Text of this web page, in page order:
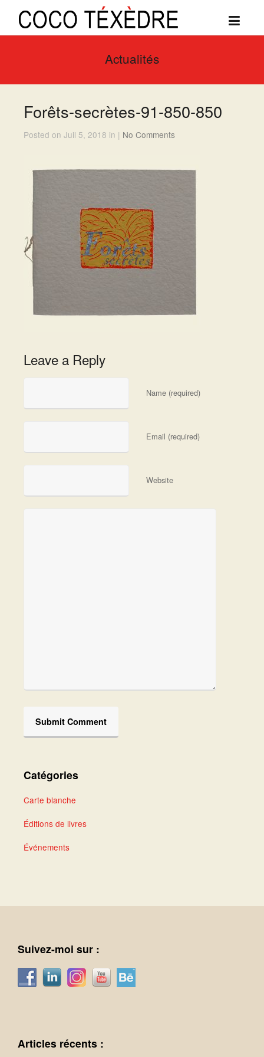
Actualités
Forêts-secrètes-91-850-850
Posted on Juil 5, 2018 in | No Comments
Leave a Reply
Name (required)
Email (required)
Website
Catégories
Carte blanche
Éditions de livres
Événements
Suivez-moi sur :
Articles récents :